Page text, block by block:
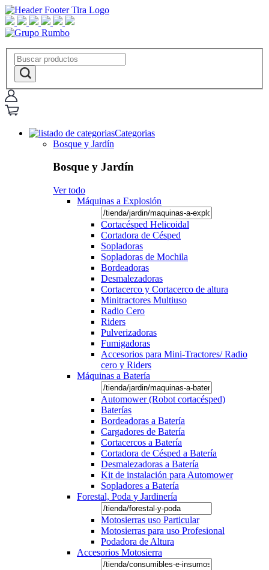
Categorias
Bosque y Jardín
Bosque y Jardín
Ver todo
Máquinas a Explosión
Cortacésped Helicoidal
Cortadora de Césped
Sopladoras
Sopladoras de Mochila
Bordeadoras
Desmalezadoras
Cortacerco y Cortacerco de altura
Minitractores Multiuso
Radio Cero
Riders
Pulverizadoras
Fumigadoras
Accesorios para Mini-Tractores/ Radio
cero y Riders
Máquinas a Batería
Automower (Robot cortacésped)
Baterías
Bordeadoras a Batería
Cargadores de Batería
Cortacercos a Batería
Cortadora de Césped a Batería
Desmalezadoras a Batería
Kit de instalación para Automower
Sopladores a Batería
Forestal, Poda y Jardinería
Motosierras uso Particular
Motosierras para uso Profesional
Podadora de Altura
Accesorios Motosierra